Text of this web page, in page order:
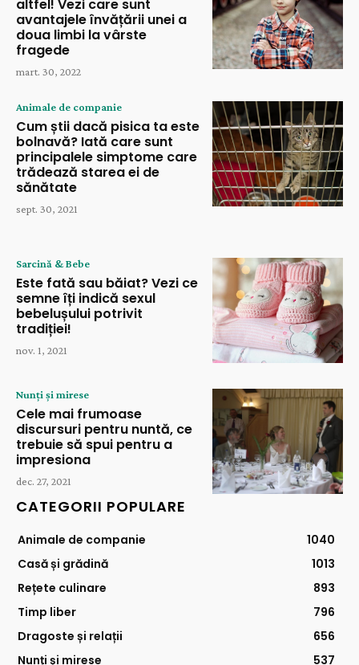
altfel! Vezi care sunt
avantajele învățării unei a
doua limbi la vârste
fragede
mart. 30, 2022
Animale de companie
Cum știi dacă pisica ta este
bolnavă? Iată care sunt
principalele simptome care
trădează starea ei de
sănătate
sept. 30, 2021
Sarcină & Bebe
Este fată sau băiat? Vezi ce
semne îți indică sexul
bebelușului potrivit
tradiției!
nov. 1, 2021
Nunți și mirese
Cele mai frumoase
discursuri pentru nuntă, ce
trebuie să spui pentru a
impresiona
dec. 27, 2021
CATEGORII POPULARE
Animale de companie
1040
Casă și grădină
1013
Rețete culinare
893
Timp liber
796
Dragoste și relații
656
Nunți și mirese
537